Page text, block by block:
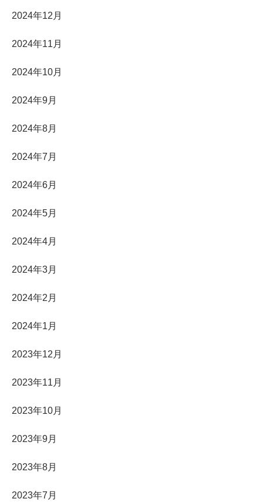
2024年12月
2024年11月
2024年10月
2024年9月
2024年8月
2024年7月
2024年6月
2024年5月
2024年4月
2024年3月
2024年2月
2024年1月
2023年12月
2023年11月
2023年10月
2023年9月
2023年8月
2023年7月